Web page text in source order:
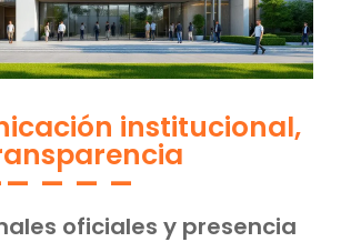
institucional,
oficiales y presencia